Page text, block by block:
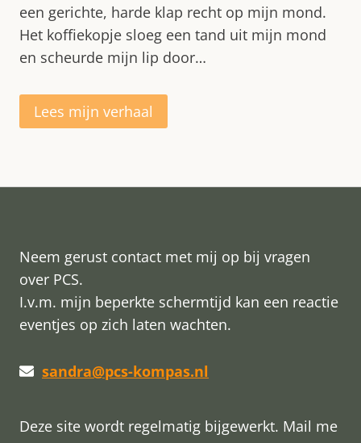
een gerichte, harde klap recht op mijn mond.
Het koffiekopje sloeg een tand uit mijn mond
en scheurde mijn lip door…
Lees mijn verhaal
Neem gerust contact met mij op bij vragen
over PCS.
I.v.m. mijn beperkte schermtijd kan een reactie
eventjes op zich laten wachten.
sandra@pcs-kompas.nl
Deze site wordt regelmatig bijgewerkt. Mail me